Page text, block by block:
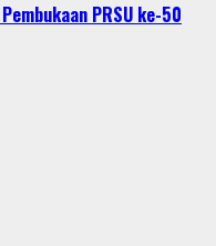
PRSU ke-50